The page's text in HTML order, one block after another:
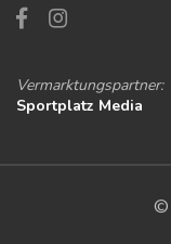
Vermarktungspartner:
Sportplatz Media
©